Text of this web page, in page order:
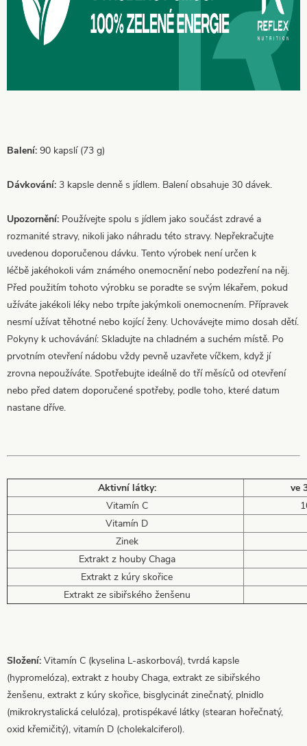
Balení: 90 kapslí (73 g)
Dávkování: 3 kapsle denně s jídlem. Balení obsahuje 30 dávek.
Upozornění: Používejte spolu s jídlem jako součást zdravé a
rozmanité stravy, nikoli jako náhradu této stravy. Nepřekračujte
uvedenou doporučenou dávku. Tento výrobek není určen k
léčbě jakéhokoli vám známého onemocnění nebo podezření na něj.
Před použitím tohoto výrobku se poradte se svým lékařem, pokud
užíváte jakékoli léky nebo trpíte jakýmkoli onemocnením. Přípravek
nesmí užívat těhotné nebo kojící ženy. Uchovávejte mimo dosah dětí.
Pokyny k uchovávání: Skladujte na chladném a suchém místě. Po
prvotním otevření nádobu vždy pevně uzavřete víčkem, když jí
zrovna nepoužíváte. Spotřebujte ideálně do tří měsíců od otevření
nebo před datem doporučené spotřeby, podle toho, které datum
nastane dříve.
Aktivní látky:
ve
Vitamín C
Vitamín D
Zinek
Extrakt z houby Chaga
Extrakt z kúry skořice
Extrakt ze sibiřského ženšenu
Složení: Vitamín C (kyselina L-askorbová), tvrdá kapsle
(hypromelóza), extrakt z houby Chaga, extrakt ze sibiřského
ženšenu, extrakt z kúry skořice, bisglycinát zinečnatý, plnidlo
(mikrokrystalická celulóza), protispékavé látky (stearan hořečnatý,
oxid křemičitý), vitamín D (cholekalciferol).